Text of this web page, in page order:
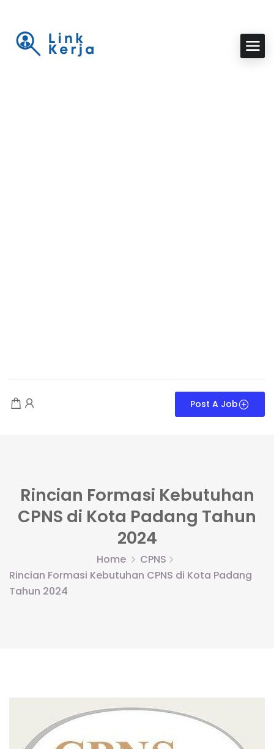
Post A Job
Rincian Formasi Kebutuhan
CPNS di Kota Padang Tahun
2024
Home
CPNS
Rincian Formasi Kebutuhan CPNS di Kota Padang
Tahun 2024